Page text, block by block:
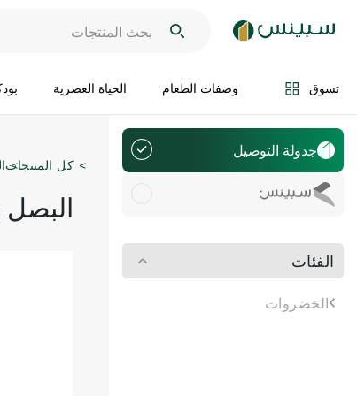
تسوق وصفات الطعام الحياة العصرية
جدولة التوصيل
الفئات
الخضروات
كل المنتجات
البصل